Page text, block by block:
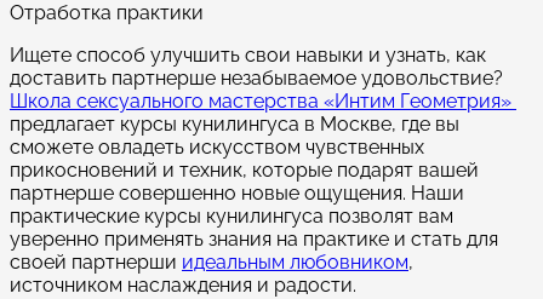
Отработка практики
Ищете способ улучшить свои навыки и узнать, как
доставить партнерше незабываемое удовольствие?
Школа сексуального мастерства «Интим Геометрия»
предлагает курсы кунилингуса в Москве, где вы
сможете овладеть искусством чувственных
прикосновений и техник, которые подарят вашей
партнерше совершенно новые ощущения. Наши
практические курсы кунилингуса позволят вам
уверенно применять знания на практике и стать для
своей партнерши идеальным любовником,
источником наслаждения и радости.